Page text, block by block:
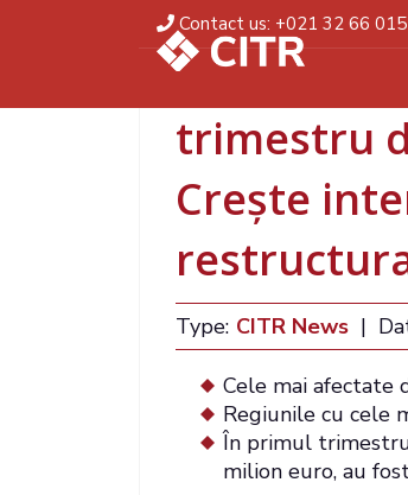
Contact us: +021 32 66 015
CITR:
trimestru
Crește
Type: CITR News |
Cele mai afectate
Regiunile cu cele
În primul
milion euro, au